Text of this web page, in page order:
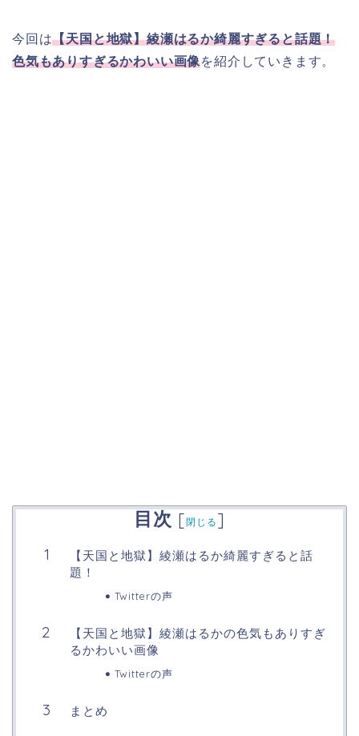
今回は【天国と地獄】綾瀬はるか綺麗すぎると話題！
色気もありすぎるかわいい画像を紹介していきます。
目次 [閉じる ]
【天国と地獄】綾瀬はるか綺麗すぎると話
題！
Twitterの声
【天国と地獄】綾瀬はるかの色気もありすぎ
るかわいい画像
Twitterの声
まとめ